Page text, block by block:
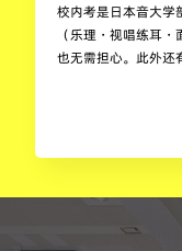
校内考是日本音大学
（乐理・视唱练耳
也无需担心。此外还